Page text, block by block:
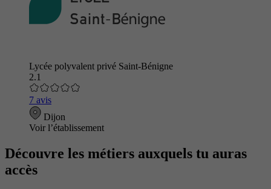
Lycée polyvalent privé Saint-Bénigne
2.1
7 avis
Dijon
Voir l’établissement
Découvre les métiers auxquels tu auras
accès